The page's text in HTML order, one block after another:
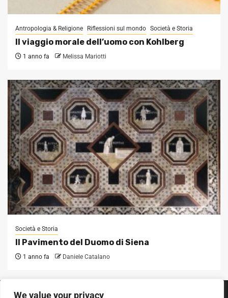
We value your privacy
Antropologia & Religione Riflessioni sul mondo Società e Storia
Il viaggio morale dell’uomo con Kohlberg
1 anno fa Melissa Mariotti
Società e Storia
Il Pavimento del Duomo di Siena
1 anno fa Daniele Catalano